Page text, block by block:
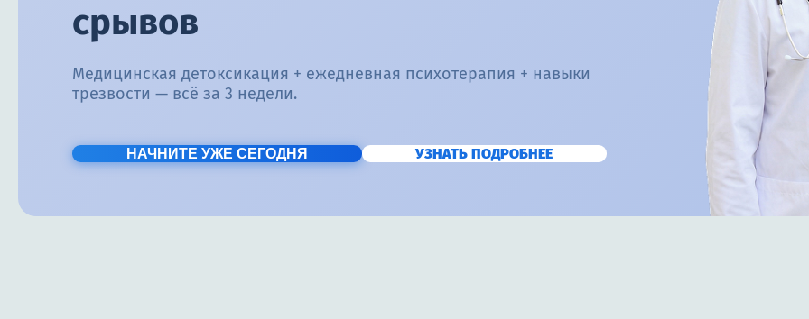
срывов
Медицинская детоксикация + ежедневная психотерапия + навыки
трезвости — всё за 3 недели.
НАЧНИТЕ УЖЕ СЕГОДНЯ УЗНАТЬ ПОДРОБНЕЕ